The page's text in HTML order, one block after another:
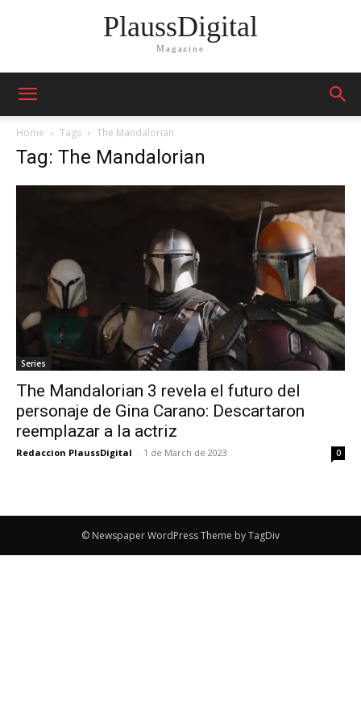
PlaussDigital
Magazine
Home Tags The Mandalorian
Tag: The Mandalorian
Series
The Mandalorian 3 revela el futuro del
personaje de Gina Carano: Descartaron
reemplazar a la actriz
Redaccion PlaussDigital - 1 de March de 2023 0
© Newspaper WordPress Theme by TagDiv